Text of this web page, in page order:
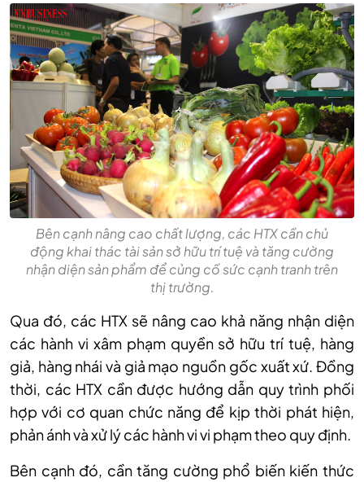
Bên cạnh nâng cao chất lượng, các HTX cần chủ
động khai thác tài sản sở hữu trí tuệ và tăng cường
nhận diện sản phẩm để củng cố sức cạnh tranh trên
thị trường.
Qua đó, các HTX sẽ nâng cao khả năng nhận diện
các hành vi xâm phạm quyền sở hữu trí tuệ, hàng
giả, hàng nhái và giả mạo nguồn gốc xuất xứ. Đồng
thời, các HTX cần được hướng dẫn quy trình phối
hợp với cơ quan chức năng để kịp thời phát hiện,
phản ánh và xử lý các hành vi vi phạm theo quy định.
Bên cạnh đó, cần tăng cường phổ biến kiến thức